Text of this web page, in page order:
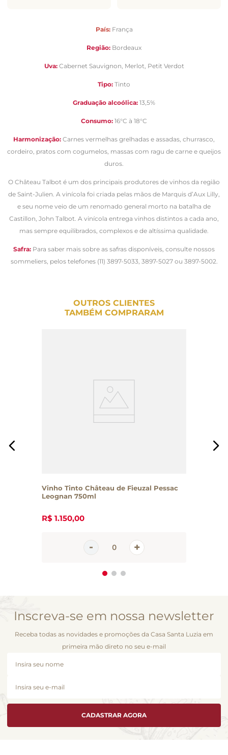
País: França
Região: Bordeaux
Uva:Cabernet Sauvignon, Merlot, Petit Verdot
Tipo: Tinto
Graduação alcoólica: 13,5%
Consumo: 16°C à 18°C
Harmonização: Carnes vermelhas grelhadas e assadas, churrasco,
cordeiro, pratos com cogumelos, massas com ragu de carne e queijos
duros.
O Château Talbot é um dos principais produtores de vinhos da região
de Saint-Julien. A vinícola foi criada pelas mãos de Marquis d’Aux Lilly,
e seu nome veio de um renomado general morto na batalha de
Castillon, John Talbot. A vinícola entrega vinhos distintos a cada ano,
mas sempre equilibrados, complexos e de altíssima qualidade.
Safra: Para saber mais sobre as safras disponíveis, consulte nossos
sommeliers, pelos telefones (11) 3897-5033, 3897-5027 ou 3897-5002.
OUTROS CLIENTES
TAMBÉM COMPRARAM
Vinho Tinto Château de Fieuzal Pessac
Leognan 750ml
R$ 1.150,00
Inscreva-se em nossa newsletter
Receba todas as novidades e promoções da Casa Santa Luzia em
primeira mão direto no seu e-mail
CADASTRAR AGORA